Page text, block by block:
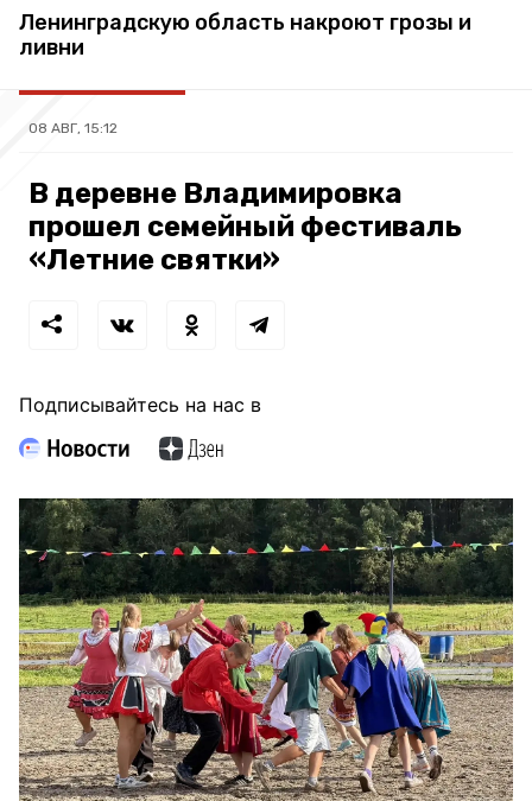
Ленинградскую область накроют грозы и
ливни
08 АВГ, 15:12
В деревне Владимировка
прошел семейный фестиваль
«Летние святки»
Подписывайтесь на нас в